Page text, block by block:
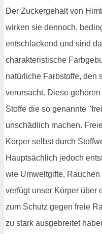
Der Zuckergehalt von
wirken sie dennoch,
entschlackend und sind
charakteristische
natürliche Farbstoffe, den
verursacht. Diese
Stoffe die so genannte
unschädlich machen.
Körper selbst durch
Hauptsächlich jedoch
wie Umweltgifte, Rauchen
verfügt unser Körper über
zum Schutz gegen freie
zu stark ausgebreitet